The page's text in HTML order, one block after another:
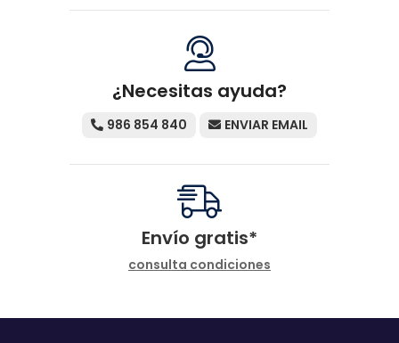
¿Necesitas ayuda?
986 854 840 ENVIAR EMAIL
Envío gratis*
consulta condiciones